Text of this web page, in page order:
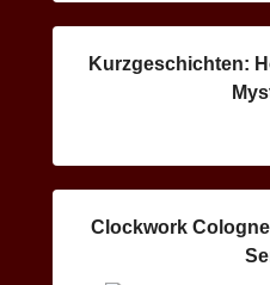
Kurzgeschichten:
Clockwork